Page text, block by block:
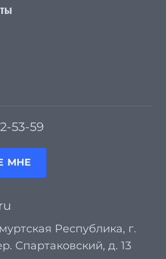
53-59
МНЕ
Республика, г.
Спартаковский, д. 13